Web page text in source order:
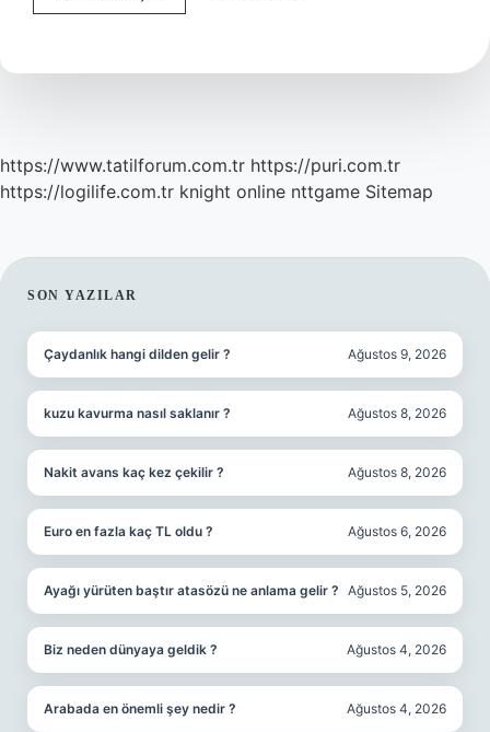
Böceği
https://www.tatilforum.com.tr https://puri.com.tr
https://logilife.com.tr knight online nttgame Sitemap
SIDEBAR
SON YAZILAR
Çaydanlık hangi dilden gelir ? Ağustos 9, 2026
kuzu kavurma nasıl saklanır ? Ağustos 8, 2026
Nakit avans kaç kez çekilir ? Ağustos 8, 2026
Euro en fazla kaç TL oldu ? Ağustos 6, 2026
Ayağı yürüten baştır atasözü ne anlama gelir ? Ağustos 5, 2026
Biz neden dünyaya geldik ? Ağustos 4, 2026
Arabada en önemli şey nedir ? Ağustos 4, 2026